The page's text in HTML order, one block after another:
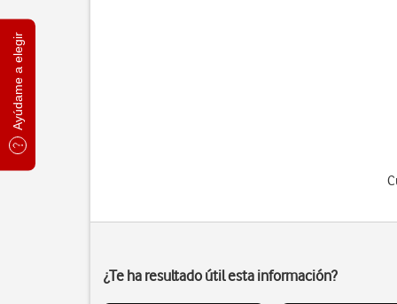
Ayúdame a elegir
¿Te ha resultado útil esta información?